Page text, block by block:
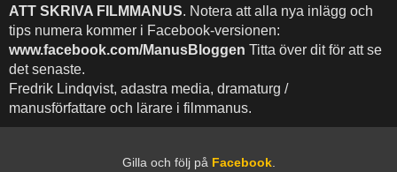
ATT SKRIVA FILMMANUS. Notera att alla nya inlägg och
tips numera kommer i Facebook-versionen:
www.facebook.com/ManusBloggen Titta över dit för att se
det senaste.
Fredrik Lindqvist, adastra media, dramaturg /
manusförfattare och lärare i filmmanus.
Gilla och följ på Facebook.